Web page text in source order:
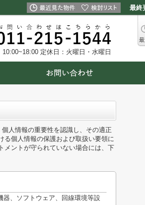
最終
10:00~18:00 定休日：火曜日・水曜日
人情報の重要性を認識し、その適正
る個人情報の保護および取扱い要領に
メントが守られていない場合には、下
器、ソフトウェア、回線環境等設